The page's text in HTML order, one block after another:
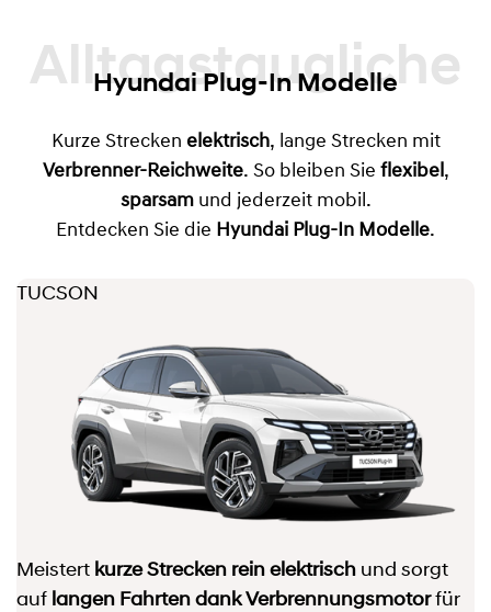
Alltagstaugliche
Hyundai Plug-In Modelle
Kurze Strecken elektrisch, lange Strecken mit
Verbrenner-Reichweite. So bleiben Sie flexibel,
sparsamund jederzeit mobil.
Entdecken Sie die Hyundai Plug-In Modelle.
TUCSON
Meistert kurze Strecken rein elektrisch und sorgt
auf langen Fahrten dank Verbrennungsmotorfür